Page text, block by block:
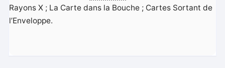
Rayons X ; La Carte dans la Bouche ; Cartes Sortant de
l’Enveloppe.